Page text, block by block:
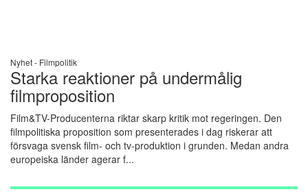
Nyhet - Filmpolitik
Starka reaktioner på undermålig
filmproposition
Film&TV-Producenterna riktar skarp kritik mot regeringen. Den
filmpolitiska proposition som presenterades i dag riskerar att
försvaga svensk film- och tv-produktion i grunden. Medan andra
europeiska länder agerar f...